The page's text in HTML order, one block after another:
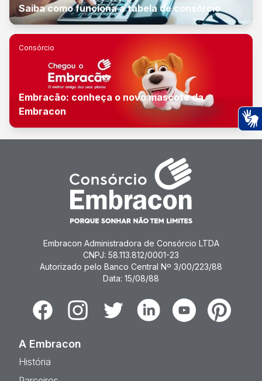
Saiba como funciona a tabela de consórcio
Consórcio
Embracão: conheça o novo mascote da
Embracon
Embracon Administradora de Consórcio LTDA
CNPJ: 58.113.812/0001-23
Autorizado pelo Banco Central Nº 3/00/223/88
Data: 15/08/88
FacebookInstagramTwitter LinkedinYoutubePinterest
A Embracon
História